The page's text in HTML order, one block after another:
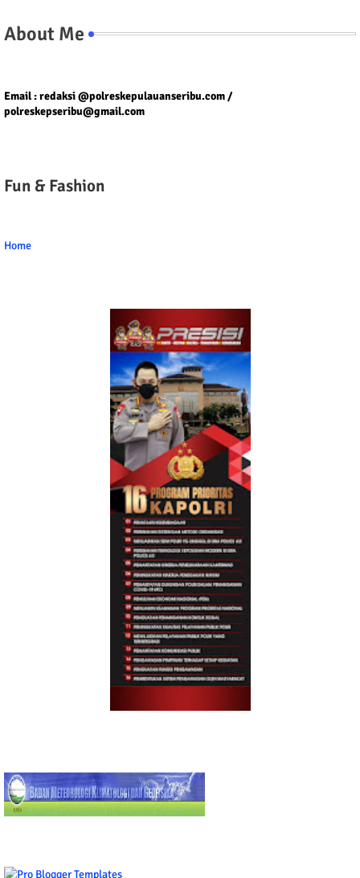
About Me
Email : redaksi @polreskepulauanseribu.com /
polreskepseribu@gmail.com
Fun & Fashion
Home